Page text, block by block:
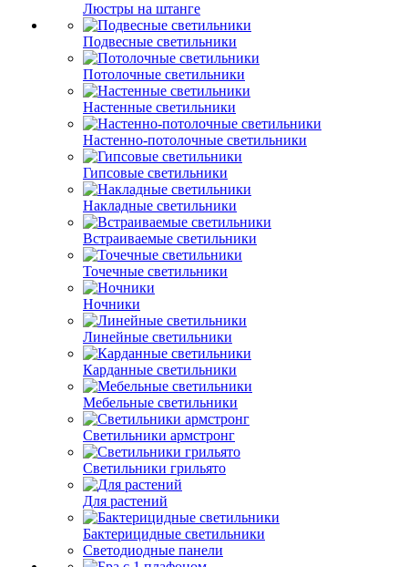
Люстры на штанге
Подвесные светильники
Потолочные светильники
Настенные светильники
Настенно-потолочные светильники
Гипсовые светильники
Накладные светильники
Встраиваемые светильники
Точечные светильники
Ночники
Линейные светильники
Карданные светильники
Мебельные светильники
Светильники армстронг
Светильники грильято
Для растений
Бактерицидные светильники
Светодиодные панели